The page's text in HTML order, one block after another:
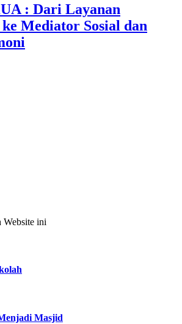
: Dari Layanan
Mediator Sosial dan
Website ini
Masjid